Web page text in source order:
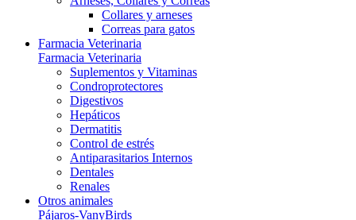
Collares y arneses
Correas para gatos
Farmacia Veterinaria
Farmacia Veterinaria
Suplementos y Vitaminas
Condroprotectores
Digestivos
Hepáticos
Dermatitis
Control de estrés
Antiparasitarios Internos
Dentales
Renales
Otros animales
Pájaros-VanyBirds